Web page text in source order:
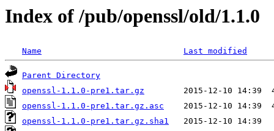
Index of /pub/openssl/old/1.1.0
Name Last modified
Parent Directory
openssl-1.1.0-pre1.tar.gz
openssl-1.1.0-pre1.tar.gz.asc
openssl-1.1.0-pre1.tar.gz.sha1